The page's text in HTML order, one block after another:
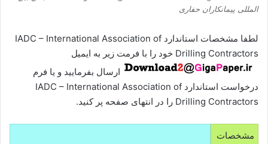
المللی پیمانکاران حفاری
لطفا مشخصات استاندارد IADC – International Association of
Drilling Contractors خود را با فرمت زیر به ایمیل
ارسال بفرمایید و یا فرم
درخواست استاندارد IADC – International Association of
Drilling Contractors را در انتهای صفحه پر کنید.
مشخصات